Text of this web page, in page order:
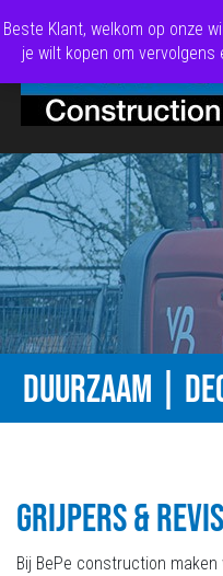
DUURZAAM |
GRIJPERS &
Bij BePe construction maken
Beste Klant, welkom op onze
je wilt kopen om